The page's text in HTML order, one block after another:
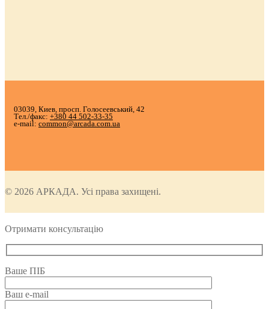
03039, Киев, просп. Голосеевський, 42
Тел./факс: +380 44 502-33-35
e-mail: common@arcada.com.ua
© 2026 АРКАДА. Усі права захищені.
Отримати консультацію
Ваше ПІБ
Ваш e-mail